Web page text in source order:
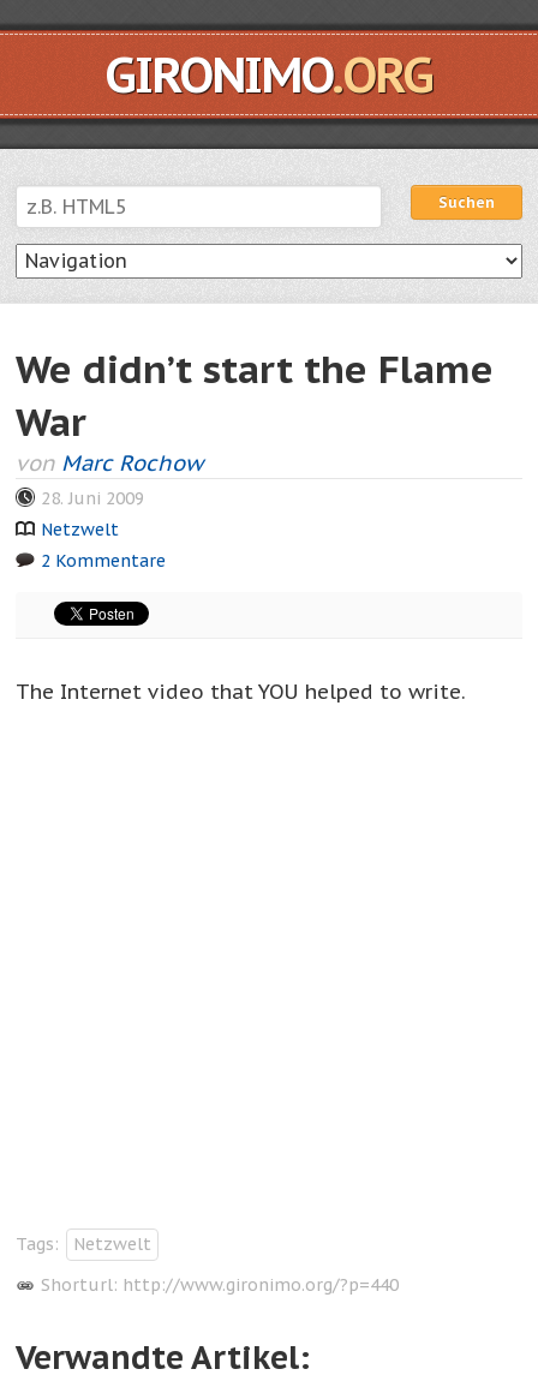
GIRONIMO.ORG
Suchen Suchen
We didn’t start the Flame
War
von Marc Rochow
28. Juni 2009
Netzwelt
2 Kommentare
The Internet video that YOU helped to write.
Tags:
Netzwelt
Shorturl: http://www.gironimo.org/?p=440
Verwandte Artikel: